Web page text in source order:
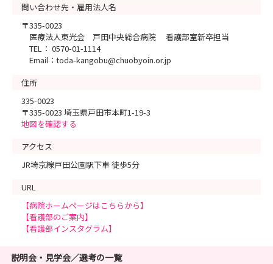
問い合わせ先・雇用法人名
〒335-0023
医療法人東光会 戸田中央総合病院 看護部室新卒担当
TEL： 0570-01-1114
Email：toda-kangobu@chuobyoin.or.jp
住所
335-0023
〒335-0023 埼玉県戸田市本町1-19-3
地図を確認する
アクセス
JR埼京線戸田公園駅下車 徒歩5分
URL
【病院ホームページはこちらから】
【看護部のご案内】
【看護部インスタグラム】
説明会・見学会／選考の一覧